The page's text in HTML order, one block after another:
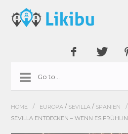
HOME / EUROPA / SEVILLA / SPANIEN /
SEVILLA ENTDECKEN – WENN ES